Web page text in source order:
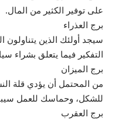
على توفير الكثير من المال.
برج العذراء
سيجد أولئك الذين يتناولون
التفكير فيما يتعلق بشراء
برج الميزان
من المحتمل أن يؤدي قلة
للشكل، وحماسك للعمل
برج العقرب